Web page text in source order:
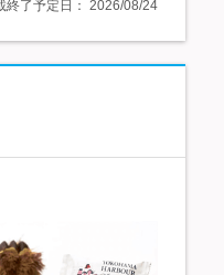
終了予定日： 2026/08/24